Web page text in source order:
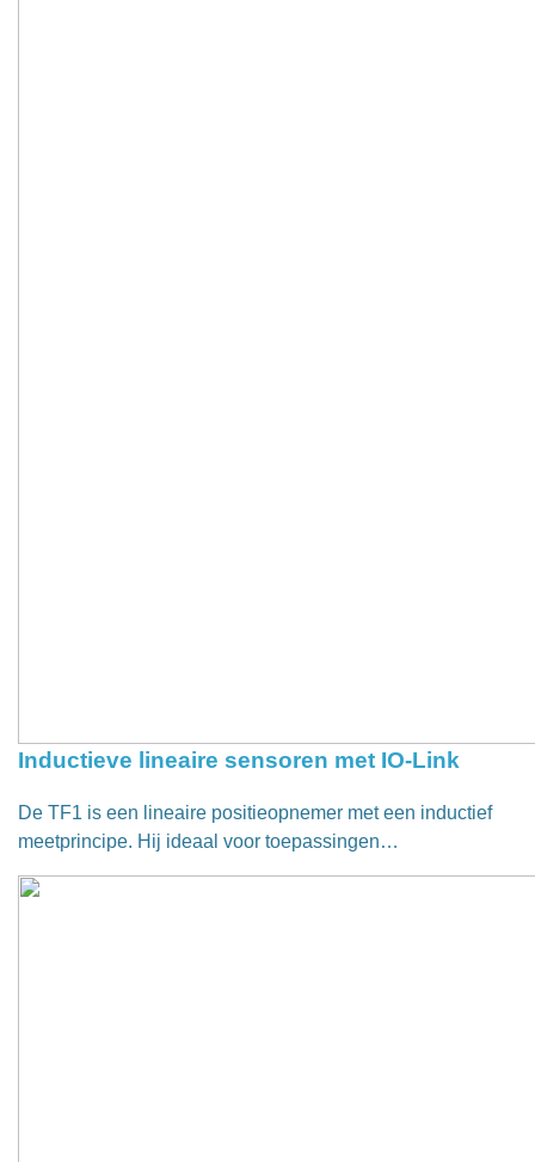
Inductieve lineaire sensoren met IO-Link
De TF1 is een lineaire positieopnemer met een inductief
meetprincipe. Hij ideaal voor toepassingen…